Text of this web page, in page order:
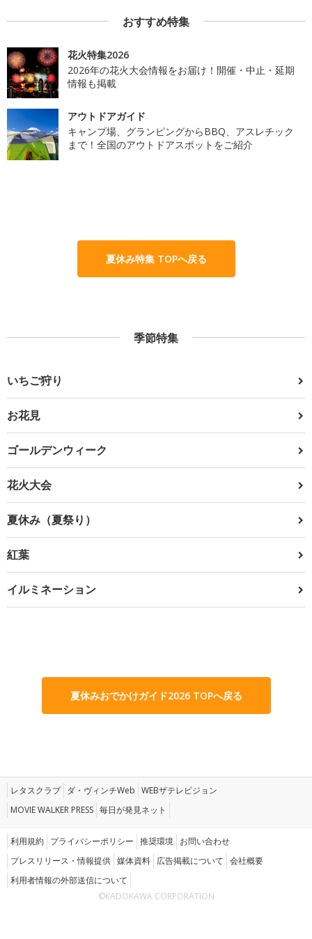
おすすめ特集
花火特集2026
2026年の花火大会情報をお届け！開催・中止・延期
情報も掲載
アウトドアガイド
キャンプ場、グランピングからBBQ、アスレチック
まで！全国のアウトドアスポットをご紹介
夏休み特集 TOPへ戻る
季節特集
いちご狩り
お花見
ゴールデンウィーク
花火大会
夏休み（夏祭り）
紅葉
イルミネーション
夏休みおでかけガイド2026 TOPへ戻る
レタスクラブ ダ・ヴィンチWeb WEBザテレビジョン
MOVIE WALKER PRESS 毎日が発見ネット
利用規約 プライバシーポリシー 推奨環境 お問い合わせ
プレスリリース・情報提供 媒体資料 広告掲載について 会社概要
利用者情報の外部送信について
©KADOKAWA CORPORATION